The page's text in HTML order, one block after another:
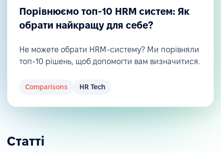
Порівнюємо топ-10 HRM систем: Як
обрати найкращу для себе?
Не можете обрати HRM-систему? Ми порівняли
топ-10 рішень, щоб допомогти вам визначитися.
Comparisons HR Tech
Статті